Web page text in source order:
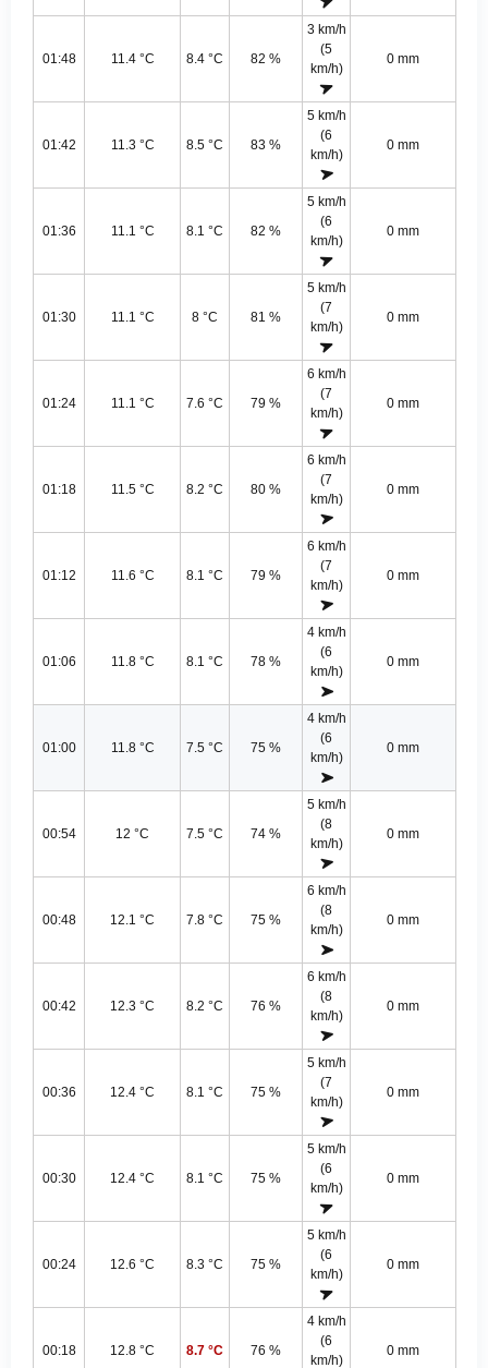
01:48 11.4 °C 8.4 °C 82 %
3 km/h
(5
km/h)
0 mm
01:42 11.3 °C 8.5 °C 83 %
5 km/h
(6
km/h)
0 mm
01:36 11.1 °C 8.1 °C 82 %
5 km/h
(6
km/h)
0 mm
01:30 11.1 °C 8 °C 81 %
5 km/h
(7
km/h)
0 mm
01:24 11.1 °C 7.6 °C 79 %
6 km/h
(7
km/h)
0 mm
01:18 11.5 °C 8.2 °C 80 %
6 km/h
(7
km/h)
0 mm
01:12 11.6 °C 8.1 °C 79 %
6 km/h
(7
km/h)
0 mm
01:06 11.8 °C 8.1 °C 78 %
4 km/h
(6
km/h)
0 mm
01:00 11.8 °C 7.5 °C 75 %
4 km/h
(6
km/h)
0 mm
00:54 12 °C 7.5 °C 74 %
5 km/h
(8
km/h)
0 mm
00:48 12.1 °C 7.8 °C 75 %
6 km/h
(8
km/h)
0 mm
00:42 12.3 °C 8.2 °C 76 %
6 km/h
(8
km/h)
0 mm
00:36 12.4 °C 8.1 °C 75 %
5 km/h
(7
km/h)
0 mm
00:30 12.4 °C 8.1 °C 75 %
5 km/h
(6
km/h)
0 mm
00:24 12.6 °C 8.3 °C 75 %
5 km/h
(6
km/h)
0 mm
00:18 12.8 °C 8.7 °C 76 %
4 km/h
(6
km/h)
0 mm